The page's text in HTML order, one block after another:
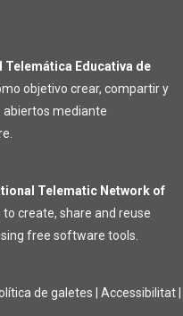
Telemática Educativa de
objetivo crear, compartir y
mediante
Telematic Network of
create, share and reuse
free software tools.
de galetes Accessibilitat